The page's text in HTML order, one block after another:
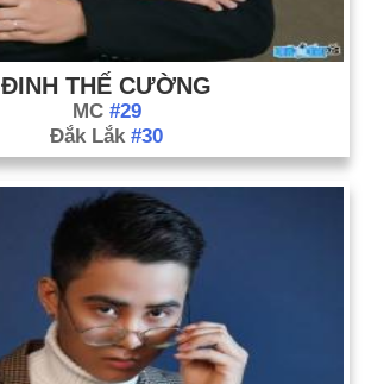
ĐINH THẾ CƯỜNG
MC #29
Đắk Lắk #30